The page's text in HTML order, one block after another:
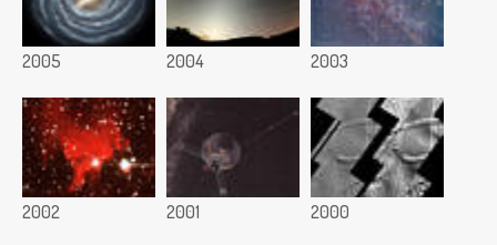
2005 2004 2003
2002 2001 2000